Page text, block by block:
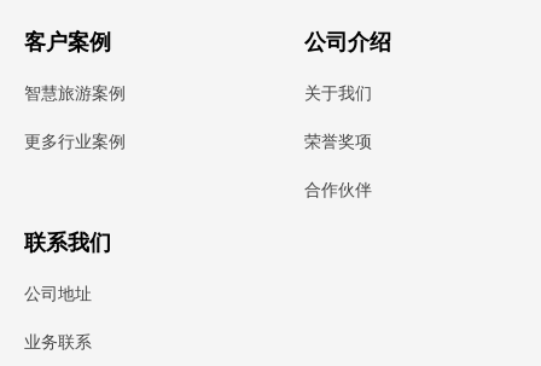
智慧旅游案例
更多行业案例
客户案例
关于我们
荣誉奖项
合作伙伴
公司介绍
公司地址
业务联系
联系我们